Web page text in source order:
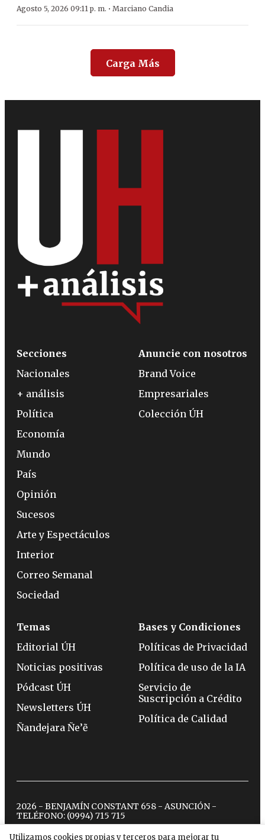
Agosto 5, 2026 09:11 p. m. · Marciano Candia
Carga Más
Utilizamos cookies propias y terceros para mejorar tu
Secciones
Nacionales
+ análisis
Política
Economía
Mundo
País
Opinión
Sucesos
Arte y Espectáculos
Interior
Correo Semanal
Sociedad
Anuncie con nosotros
Brand Voice
Empresariales
Colección ÚH
Temas
Editorial ÚH
Noticias positivas
Pódcast ÚH
Newsletters ÚH
Ñandejara Ñe’ẽ
Bases y Condiciones
Políticas de Privacidad
Política de uso de la IA
Servicio de
Suscripción a Crédito
Política de Calidad
2026 - BENJAMÍN CONSTANT 658 - ASUNCIÓN -
TELÉFONO: (0994) 715 715